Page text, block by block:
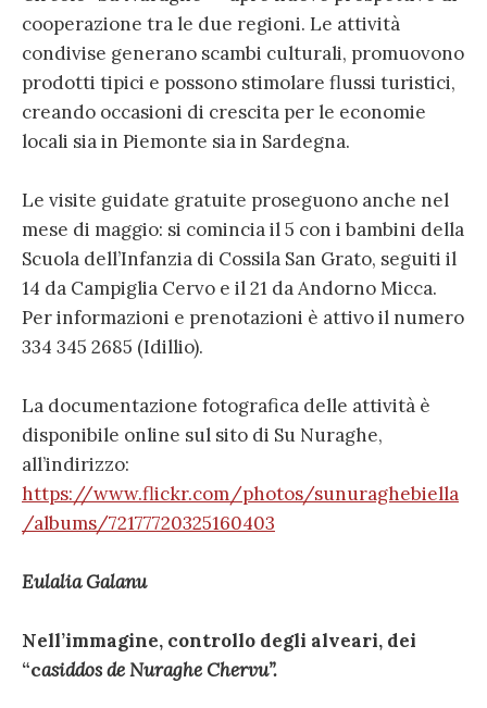
cooperazione tra le due regioni. Le attività
condivise generano scambi culturali, promuovono
prodotti tipici e possono stimolare flussi turistici,
creando occasioni di crescita per le economie
locali sia in Piemonte sia in Sardegna.
Le visite guidate gratuite proseguono anche nel
mese di maggio: si comincia il 5 con i bambini della
Scuola dell’Infanzia di Cossila San Grato, seguiti il
14 da Campiglia Cervo e il 21 da Andorno Micca.
Per informazioni e prenotazioni è attivo il numero
334 345 2685 (Idillio).
La documentazione fotografica delle attività è
disponibile online sul sito di Su Nuraghe,
all’indirizzo:
https://www.flickr.com/photos/sunuraghebiella
/albums/72177720325160403
Eulalia Galanu
Nell’immagine, controllo degli alveari, dei
“casiddos de Nuraghe Chervu”.